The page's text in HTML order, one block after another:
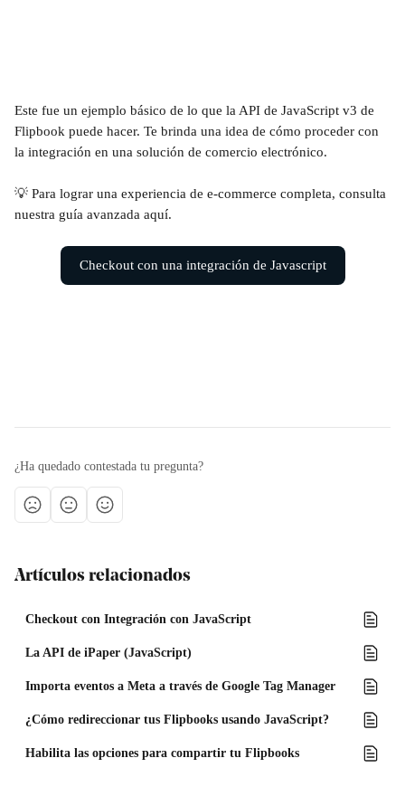
Este fue un ejemplo básico de lo que la API de JavaScript v3 de
Flipbook puede hacer. Te brinda una idea de cómo proceder con
la integración en una solución de comercio electrónico.
💡 Para lograr una experiencia de e-commerce completa, consulta
nuestra guía avanzada aquí.
Checkout con una integración de Javascript
¿Ha quedado contestada tu pregunta?
Artículos relacionados
Checkout con Integración con JavaScript
La API de iPaper (JavaScript)
Importa eventos a Meta a través de Google Tag Manager
¿Cómo redireccionar tus Flipbooks usando JavaScript?
Habilita las opciones para compartir tu Flipbooks